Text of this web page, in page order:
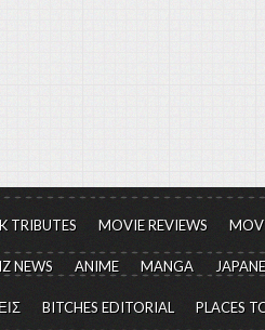
TRIBUTES MOVIE REVIEWS
NEWS ANIME MANGA
BITCHES EDITORIAL PLACES